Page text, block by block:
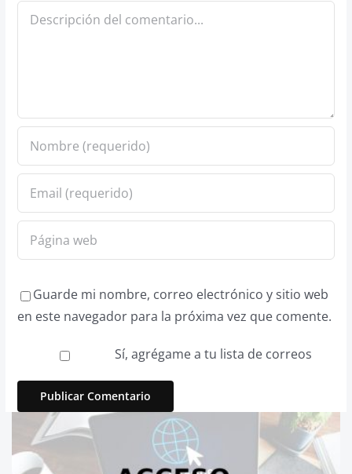
Comentario
Guarde mi nombre, correo electrónico y sitio web
en este navegador para la próxima vez que comente.
Sí, agrégame a tu lista de correos